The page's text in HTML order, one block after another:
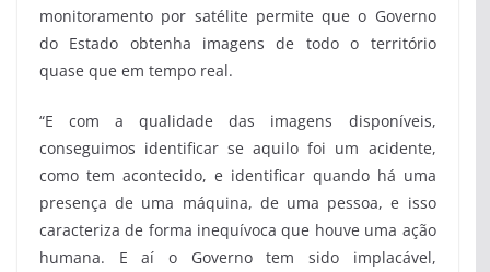
monitoramento por satélite permite que o Governo
do Estado obtenha imagens de todo o território
quase que em tempo real.
“E com a qualidade das imagens disponíveis,
conseguimos identificar se aquilo foi um acidente,
como tem acontecido, e identificar quando há uma
presença de uma máquina, de uma pessoa, e isso
caracteriza de forma inequívoca que houve uma ação
humana. E aí o Governo tem sido implacável,